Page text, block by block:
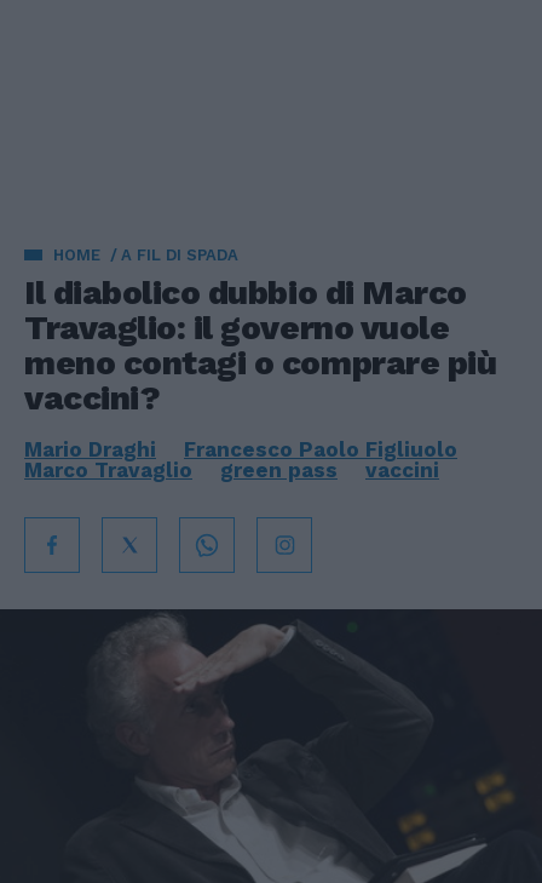
HOME A FIL DI SPADA
Il diabolico dubbio di Marco
Travaglio: il governo vuole
meno contagi o comprare più
vaccini?
Mario Draghi
Francesco Paolo Figliuolo
Marco Travaglio
green pass vaccini